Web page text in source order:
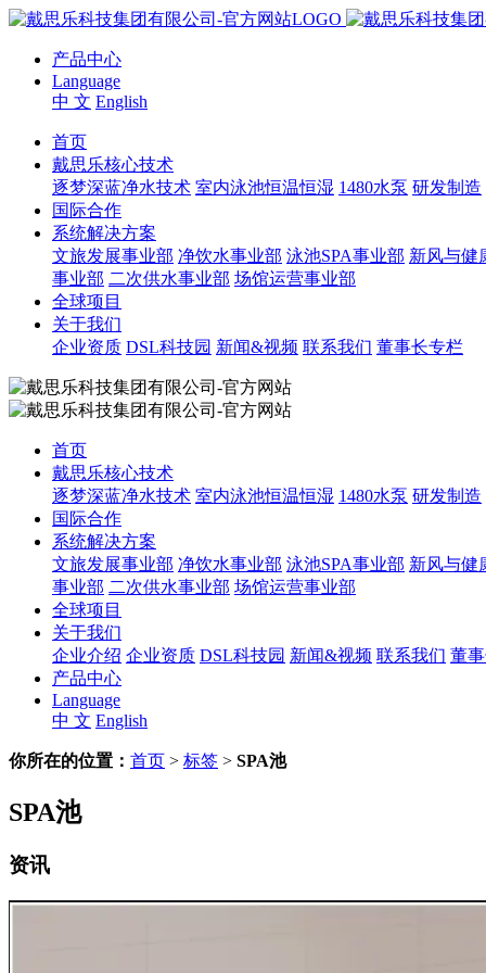
产品中心
Language
中 文 English
首页
戴思乐核心技术
逐梦深蓝净水技术 室内泳池恒温恒湿 1480水泵 研发制造
国际合作
系统解决方案
文旅发展事业部 净饮水事业部 泳池SPA事业部 新风与健
事业部 二次供水事业部 场馆运营事业部
全球项目
关于我们
企业资质 DSL科技园 新闻&视频 联系我们 董事长专栏
首页
戴思乐核心技术
逐梦深蓝净水技术 室内泳池恒温恒湿 1480水泵 研发制造
国际合作
系统解决方案
文旅发展事业部 净饮水事业部 泳池SPA事业部 新风与健
事业部 二次供水事业部 场馆运营事业部
全球项目
关于我们
企业介绍 企业资质 DSL科技园 新闻&视频 联系我们 董
产品中心
Language
中 文 English
你所在的位置： 首页 > 标签 > SPA池
SPA池
资讯